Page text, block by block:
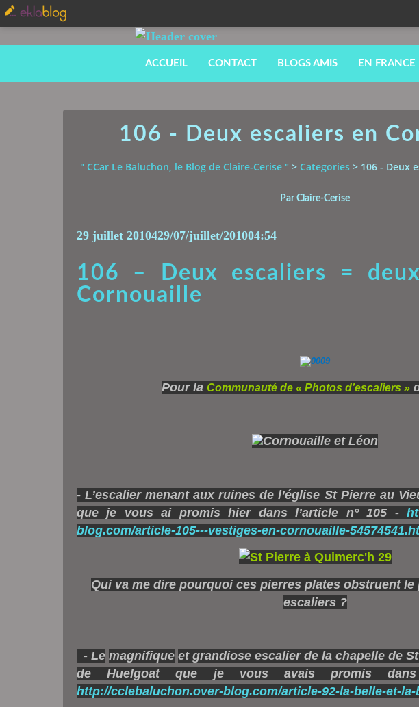
ACCUEIL CONTACT BLOGS AMIS EN FRANCE
106 - Deux escaliers en
" CCar Le Baluchon, le Blog de Claire-Cerise " > Categories > 106 - Deux
Par Claire-Cerise
29 juillet 2010429/07/juillet/201004:54
106 – Deux escaliers =
Cornouaille
Pour la Communauté de « Photos d’escaliers »
- L’escalier menant aux ruines de l’église St Pierre au
que je vous ai promis hier dans l’article n° 105 -
blog.com/article-105---vestiges-en-cornouaille-
Qui va me dire pourquoi ces pierres plates obstruent le
escaliers ?
- Le magnifique etgrandiose escalier de la chapelle de
de Huelgoat que je vous avais promis
http://cclebaluchon.over-blog.com/article-92-la-belle-et-la-